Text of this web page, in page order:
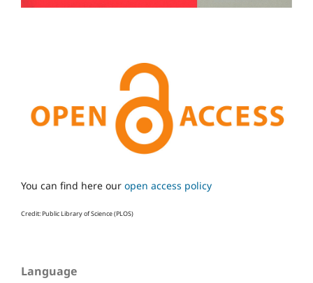
You can find here our open access policy
Credit: Public Library of Science (PLOS)
Language